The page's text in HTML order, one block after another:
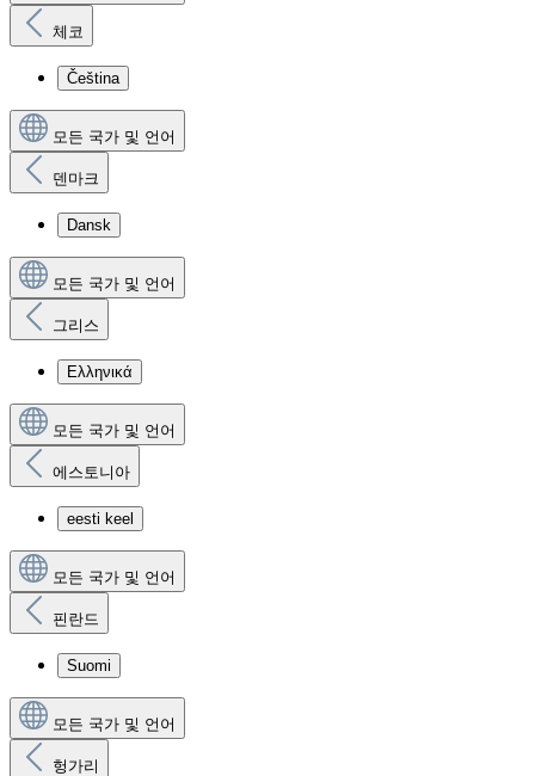
체코
Čeština
모든 국가 및 언어
덴마크
Dansk
모든 국가 및 언어
그리스
Ελληνικά
모든 국가 및 언어
에스토니아
eesti keel
모든 국가 및 언어
핀란드
Suomi
모든 국가 및 언어
헝가리